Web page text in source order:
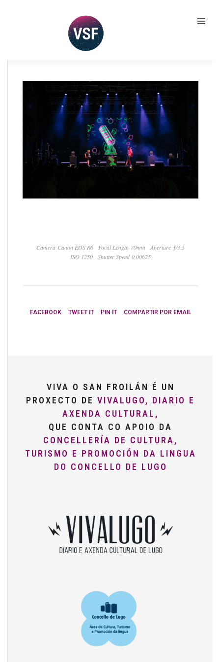
Camera Canon EOS R6 Focal Length 70mm
Aperture ƒ/3.5
ISO 1250
Shutter Speed 0.00625
FACEBOOK TWEET IT PIN IT COMPARTIR POR EMAIL
VIVA O SAN FROILÁN É UN
PROXECTO DE VIVALUGO, DIARIO E
AXENDA CULTURAL,
QUE CONTA CO APOIO DA
CONCELLERÍA DE CULTURA,
TURISMO E PROMOCIÓN DA LINGUA
DO CONCELLO DE LUGO